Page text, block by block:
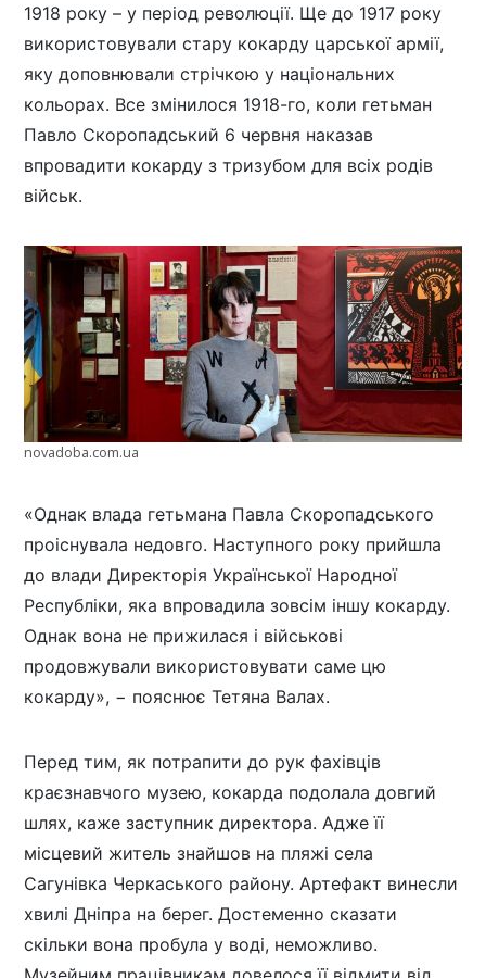
1918 року – у період революції. Ще до 1917 року
використовували стару кокарду царської армії,
яку доповнювали стрічкою у національних
кольорах. Все змінилося 1918-го, коли гетьман
Павло Скоропадський 6 червня наказав
впровадити кокарду з тризубом для всіх родів
військ.
novadoba.com.ua
«Однак влада гетьмана Павла Скоропадського
проіснувала недовго. Наступного року прийшла
до влади Директорія Української Народної
Республіки, яка впровадила зовсім іншу кокарду.
Однак вона не прижилася і військові
продовжували використовувати саме цю
кокарду», − пояснює Тетяна Валах.
Перед тим, як потрапити до рук фахівців
краєзнавчого музею, кокарда подолала довгий
шлях, каже заступник директора. Адже її
місцевий житель знайшов на пляжі села
Сагунівка Черкаського району. Артефакт винесли
хвилі Дніпра на берег. Достеменно сказати
скільки вона пробула у воді, неможливо.